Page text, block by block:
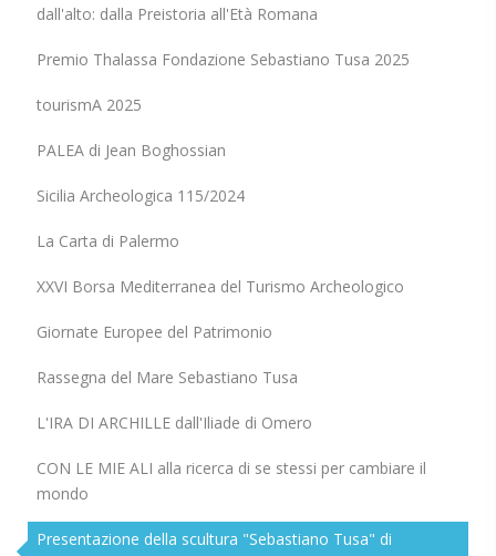
dall'alto: dalla Preistoria all'Età Romana
Premio Thalassa Fondazione Sebastiano Tusa 2025
tourismA 2025
PALEA di Jean Boghossian
Sicilia Archeologica 115/2024
La Carta di Palermo
XXVI Borsa Mediterranea del Turismo Archeologico
Giornate Europee del Patrimonio
Rassegna del Mare Sebastiano Tusa
L'IRA DI ARCHILLE dall'Iliade di Omero
CON LE MIE ALI alla ricerca di se stessi per cambiare il
mondo
Presentazione della scultura "Sebastiano Tusa" di